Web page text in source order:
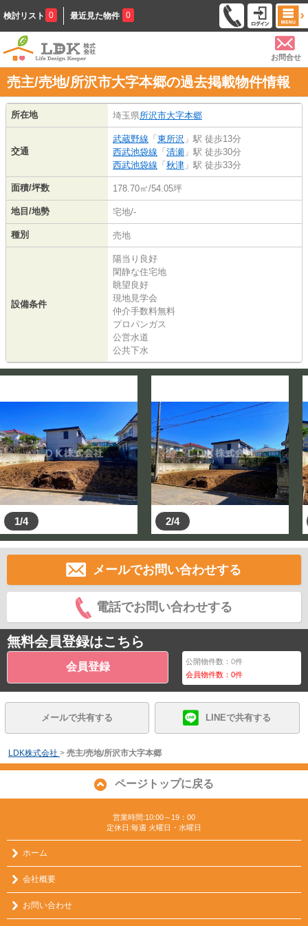
検討リスト 0 最近見た物件 0
お問合せ
売主/売地/所沢市大字本郷の過去掲載物件情報
所在地 埼玉県所沢市大字本郷
交通
武蔵野線 「 東所沢 」駅 徒歩13分
西武池袋線 「 清瀬 」駅 徒歩30分
西武池袋線 「 秋津 」駅 徒歩33分
面積/坪数 178.70㎡/54.05坪
地目/地勢 宅地/-
種別 売地
設備条件
陽当り良好
閑静な住宅地
眺望良好
現地見学会
仲介手数料無料
プロパンガス
公営水道
公共下水
1/4 2/4
メールでお問い合わせする
電話でお問い合わせする
無料会員登録はこちら
会員登録 公開物件数：0件
会員物件数：0件
メールで共有する LINEで共有する
LDK株式会社 > 売主/売地/所沢市大字本郷
ページトップに戻る
営業時間:10:00～19：00
定休日:毎週 火曜日・水曜日
ホーム
会社概要
お問い合わせ